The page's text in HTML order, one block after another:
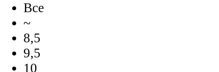
Все
~
8,5
9,5
10